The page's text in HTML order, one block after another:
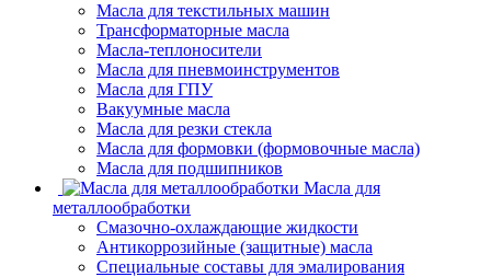
Масла для текстильных машин
Трансформаторные масла
Масла-теплоносители
Масла для пневмоинструментов
Масла для ГПУ
Вакуумные масла
Масла для резки стекла
Масла для формовки (формовочные масла)
Масла для подшипников
Масла для
металлообработки
Смазочно-охлаждающие жидкости
Антикоррозийные (защитные) масла
Специальные составы для эмалирования